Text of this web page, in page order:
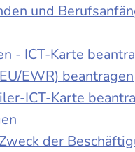
und
- ICT-Karte
EWR) beantragen
ICT-Karte
der